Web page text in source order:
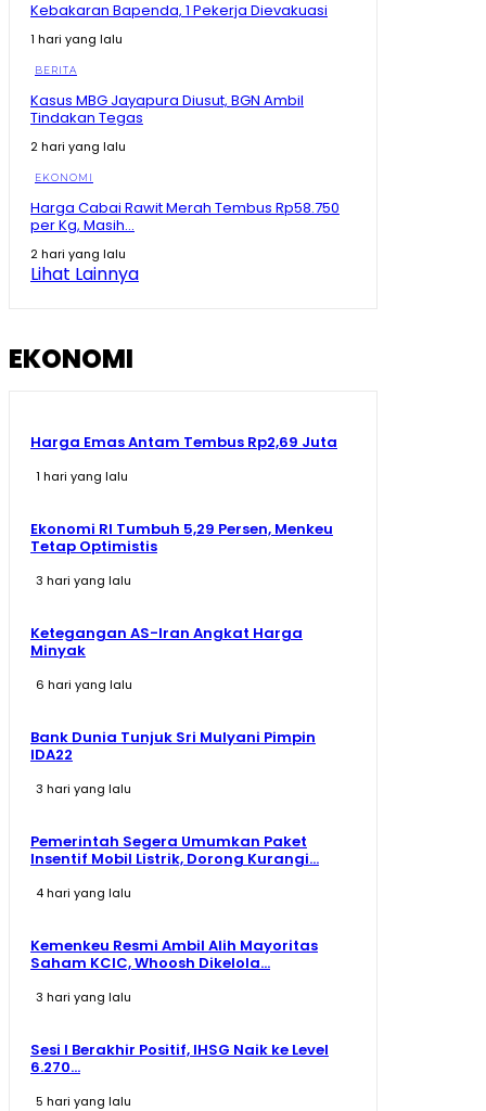
Asean? #shorts #trending
Maluku Utara Ekonominya Melejit, Rakyat Kebagian
Apa? #shorts #trending
01:16
Tegas! Menko Zulhas Ancam Tutup SPPG yang Nekat
09:13
Kebakaran Bapenda, 1 Pekerja Dievakuasi
1 hari yang lalu
BERITA
Kasus MBG Jayapura Diusut, BGN Ambil
Tindakan Tegas
2 hari yang lalu
EKONOMI
Harga Cabai Rawit Merah Tembus Rp58.750
per Kg, Masih...
2 hari yang lalu
Lihat Lainnya
EKONOMI
Harga Emas Antam Tembus Rp2,69 Juta
1 hari yang lalu
Ekonomi RI Tumbuh 5,29 Persen, Menkeu
Tetap Optimistis
3 hari yang lalu
Ketegangan AS-Iran Angkat Harga
Minyak
6 hari yang lalu
Bank Dunia Tunjuk Sri Mulyani Pimpin
IDA22
3 hari yang lalu
Pemerintah Segera Umumkan Paket
Insentif Mobil Listrik, Dorong Kurangi...
4 hari yang lalu
Kemenkeu Resmi Ambil Alih Mayoritas
Saham KCIC, Whoosh Dikelola...
3 hari yang lalu
Sesi I Berakhir Positif, IHSG Naik ke Level
6.270...
5 hari yang lalu